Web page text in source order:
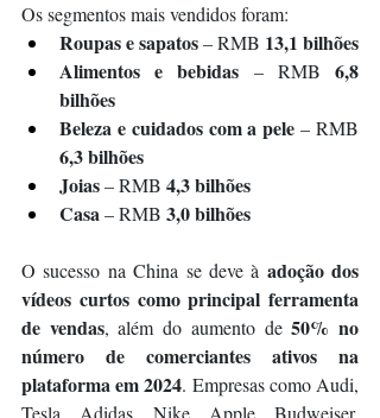
Os segmentos mais vendidos foram:
Roupas e sapatos – RMB 13,1 bilhões
Alimentos e bebidas – RMB 6,8
bilhões
Beleza e cuidados com a pele
6,3 bilhões
Joias – RMB 4,3 bilhões
Casa – RMB 3,0 bilhões
O sucesso na China se deve à adoção dos
vídeos curtos como principal ferramenta
de vendas, além do aumento de 50% no
número de comerciantes ativos na
plataforma em 2024. Empresas como Audi,